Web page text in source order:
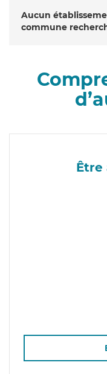
Aucun
commune
Être